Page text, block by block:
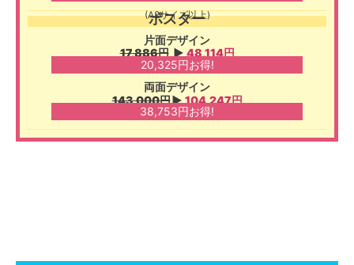
ポスター
(A2サイズ以上)
片面デザイン
17,886円 ▶︎ 48,114円
20,325円お得!
両面デザイン
143,000円▶︎104,247円
38,753円お得!